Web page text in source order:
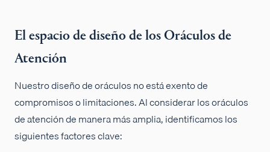
El espacio de diseño de los Oráculos de
Atención
Nuestro diseño de oráculos no está exento de
compromisos o limitaciones. Al considerar los oráculos
de atención de manera más amplia, identificamos los
siguientes factores clave: